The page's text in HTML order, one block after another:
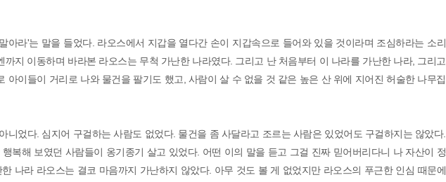
아라'는 말을 들었다. 라오스에서 지갑을 열다간 손이 지갑속으로 들어와 있을 것이라며 조심하라는 소리
지 이동하며 바라본 라오스는 무척 가난한 나라였다. 그리고 난 처음부터 이 나라를 가난한 나라, 그리고
아이들이 거리로 나와 물건을 팔기도 했고, 사람이 살 수 없을 것 같은 높은 산 위에 지어진 허술한 나무집
니었다. 심지어 구걸하는 사람도 없었다. 물건을 좀 사달라고 조르는 사람은 있었어도 구걸하지는 않았다.
복해 보였던 사람들이 옹기종기 살고 있었다. 어떤 이의 말을 듣고 그걸 진짜 믿어버리다니 나 자산이 정
나라 라오스는 결코 마음까지 가난하지 않았다. 아무 것도 볼 게 없었지만 라오스의 푸근한 인심 때문에